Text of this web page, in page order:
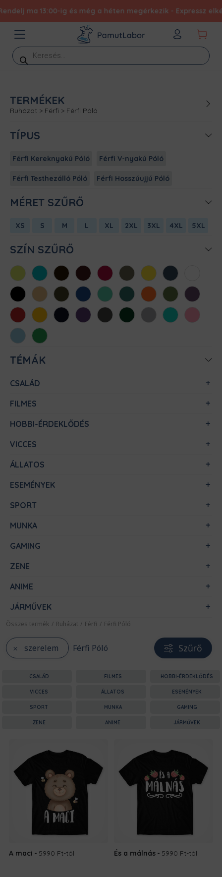
ma 13:00-ig és még a héten megérkezik - Expressz
Products
search
TERMÉKEK
Ruházat > Férfi > Férfi Póló
TÍPUS
Férfi Kereknyakú Póló Férfi V-nyakú Póló
Férfi Testhezálló Póló Férfi Hosszúujjú Póló
MÉRET SZŰRŐ
XS S M L XL 2XL 3XL 4XL 5XL
SZÍN SZŰRŐ
AlmazöldAtollkékBarnaBordóChili Cink Citromsárga
Denim
FeketeHomokKhaki KirálykékMentaMéregzöld
NarancsOliva Padlizsán
Piros SárgaSötétkékSötétlilaSötétszürke
SötétzöldSportszürke
Türkiz
Világos
rózsaszín
Világoskék
Zöld
TÉMÁK
CSALÁD
FILMES
HOBBI-ÉRDEKLŐDÉS
VICCES
ÁLLATOS
ESEMÉNYEK
SPORT
MUNKA
GAMING
ZENE
ANIME
JÁRMŰVEK
Összes termék / Ruházat / Férfi / Férfi Póló
szerelem Férfi Póló Szűrő
CSALÁD FILMES HOBBI-ÉRDEKLŐDÉS
VICCES ÁLLATOS ESEMÉNYEK
SPORT MUNKA GAMING
ZENE ANIME JÁRMŰVEK
A maci 5990 Ft-tól És a málnás 5990 Ft-tól